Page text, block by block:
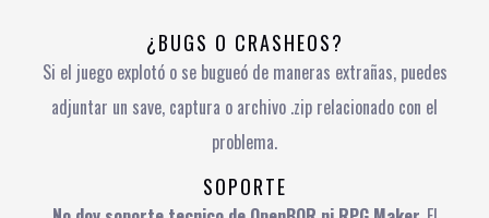
¿BUGS O CRASHEOS?
Si el juego explotó o se bugueó de maneras extrañas, puedes
adjuntar un save, captura o archivo .zip relacionado con el
problema.
SOPORTE